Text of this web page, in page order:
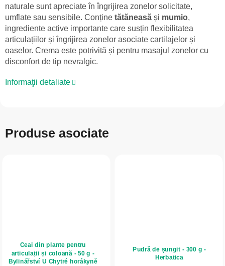
naturale sunt apreciate în îngrijirea zonelor solicitate,
umflate sau sensibile. Conține tătăneasă și mumio,
ingrediente active importante care susțin flexibilitatea
articulațiilor și îngrijirea zonelor asociate cartilajelor și
oaselor. Crema este potrivită și pentru masajul zonelor cu
disconfort de tip nevralgic.
Informaţii detaliate
Produse asociate
Ceai din plante pentru
articulații și coloană - 50 g -
Bylinářství U Chytré horákyně
Pudră de șungit - 300 g -
Herbatica